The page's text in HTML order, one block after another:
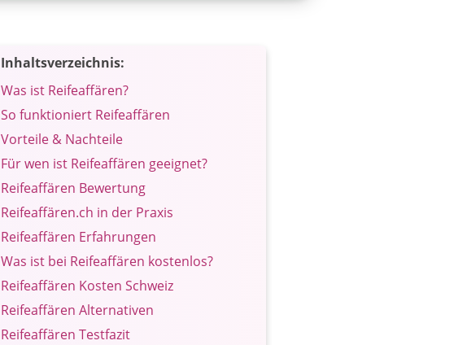
Inhaltsverzeichnis:
Was ist Reifeaffären?
So funktioniert Reifeaffären
Vorteile & Nachteile
Für wen ist Reifeaffären geeignet?
Reifeaffären Bewertung
Reifeaffären.ch in der Praxis
Reifeaffären Erfahrungen
Was ist bei Reifeaffären kostenlos?
Reifeaffären Kosten Schweiz
Reifeaffären Alternativen
Reifeaffären Testfazit